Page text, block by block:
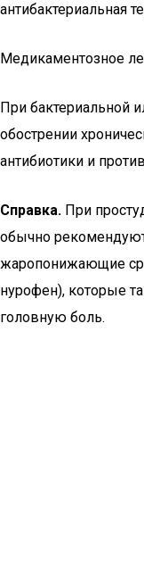
антибактериальная
Медикаментозное
При бактериальной
обострении
антибиотики и
Справка. При
обычно
жаропонижающие
нурофен), которые
головную боль.